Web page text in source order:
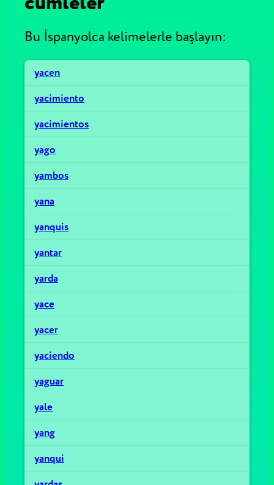
Bu İspanyolca kelimelerle başlayın:
yacen
yacimiento
yacimientos
yago
yambos
yana
yanquis
yantar
yarda
yace
yacer
yaciendo
yaguar
yale
yang
yanqui